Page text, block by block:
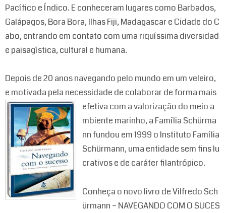
Pacífico e Índico. E conheceram lugares como Barbados,
Galápagos, Bora Bora, Ilhas Fiji, Madagascar e Cidade do C
abo, entrando em contato com uma riquíssima diversidad
e paisagística, cultural e humana.
Depois de 20 anos navegando pelo mundo em um veleiro,
e motivada pela necessidade de colaborar de forma mais
efetiva com a valorização do meio a
mbiente marinho, a Família Schürma
nn fundou em 1999 o Instituto Família
Schürmann, uma entidade sem fins lu
crativos e de caráter filantrópico.
Conheça o novo livro de Vilfredo Sch
ürmann – NAVEGANDO COM O SUCES